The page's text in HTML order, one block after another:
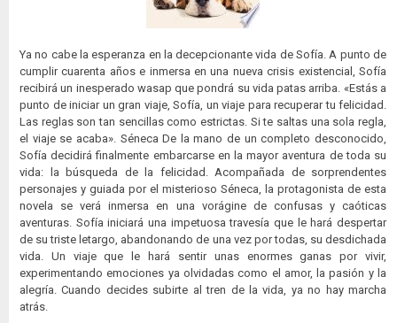
Ya no cabe la esperanza en la decepcionante vida de Sofía. A punto de
cumplir cuarenta años e inmersa en una nueva crisis existencial, Sofía
recibirá un inesperado wasap que pondrá su vida patas arriba. «Estás a
punto de iniciar un gran viaje, Sofía, un viaje para recuperar tu felicidad.
Las reglas son tan sencillas como estrictas. Si te saltas una sola regla,
el viaje se acaba». Séneca De la mano de un completo desconocido,
Sofía decidirá finalmente embarcarse en la mayor aventura de toda su
vida: la búsqueda de la felicidad. Acompañada de sorprendentes
personajes y guiada por el misterioso Séneca, la protagonista de esta
novela se verá inmersa en una vorágine de confusas y caóticas
aventuras. Sofía iniciará una impetuosa travesía que le hará despertar
de su triste letargo, abandonando de una vez por todas, su desdichada
vida. Un viaje que le hará sentir unas enormes ganas por vivir,
experimentando emociones ya olvidadas como el amor, la pasión y la
alegría. Cuando decides subirte al tren de la vida, ya no hay marcha
atrás.